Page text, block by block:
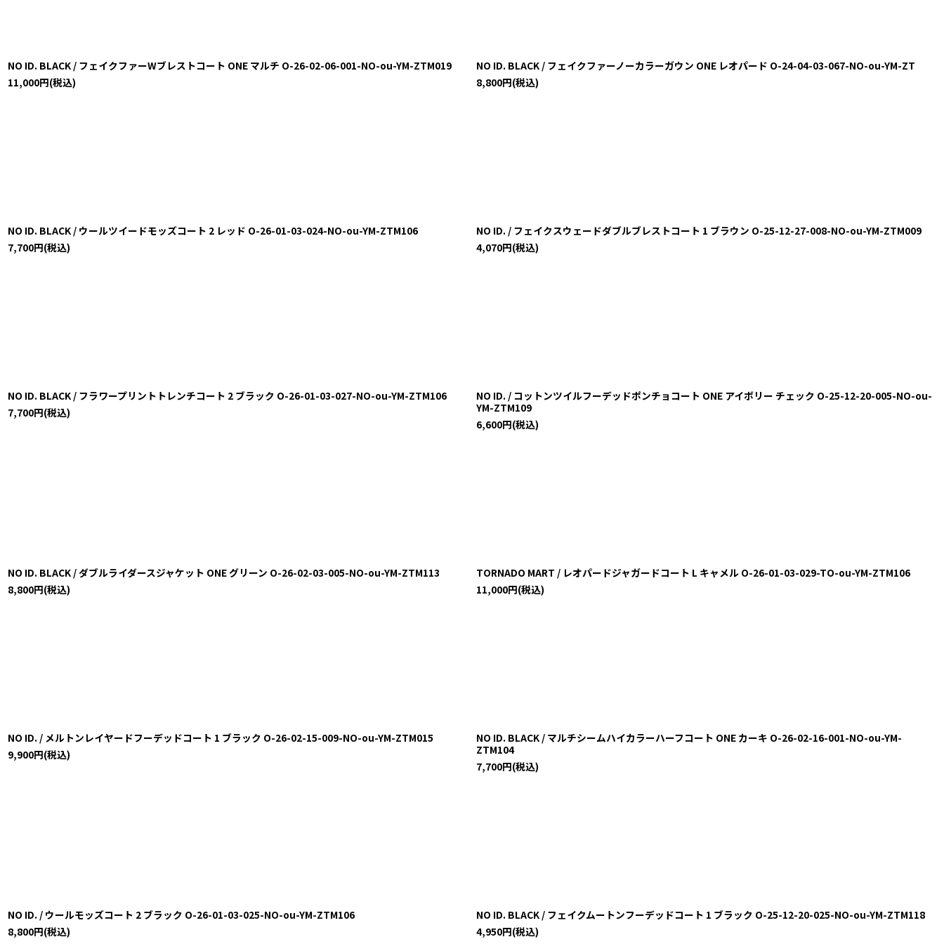
NO ID. BLACK / フェイクファーWブレストコート ONE マルチ O-26-02-06-001-NO-ou-YM-ZTM019
11,000円(税込)
NO ID. BLACK / フェイクファーノーカラーガウン ONE レオパード O-24-04-03-067-NO-ou-YM-ZT
8,800円(税込)
NO ID. BLACK / ウールツイードモッズコート 2 レッド O-26-01-03-024-NO-ou-YM-ZTM106
7,700円(税込)
NO ID. / フェイクスウェードダブルブレストコート 1 ブラウン O-25-12-27-008-NO-ou-YM-ZTM009
4,070円(税込)
NO ID. BLACK / フラワープリントトレンチコート 2 ブラック O-26-01-03-027-NO-ou-YM-ZTM106
7,700円(税込)
NO ID. / コットンツイルフーデッドポンチョコート ONE アイボリー チェック O-25-12-20-005-NO-ou-
YM-ZTM109
6,600円(税込)
NO ID. BLACK / ダブルライダースジャケット ONE グリーン O-26-02-03-005-NO-ou-YM-ZTM113
8,800円(税込)
TORNADO MART / レオパードジャガードコート L キャメル O-26-01-03-029-TO-ou-YM-ZTM106
11,000円(税込)
NO ID. / メルトンレイヤードフーデッドコート 1 ブラック O-26-02-15-009-NO-ou-YM-ZTM015
9,900円(税込)
NO ID. BLACK / マルチシームハイカラーハーフコート ONE カーキ O-26-02-16-001-NO-ou-YM-
ZTM104
7,700円(税込)
NO ID. / ウールモッズコート 2 ブラック O-26-01-03-025-NO-ou-YM-ZTM106
8,800円(税込)
NO ID. BLACK / フェイクムートンフーデッドコート 1 ブラック O-25-12-20-025-NO-ou-YM-ZTM118
4,950円(税込)